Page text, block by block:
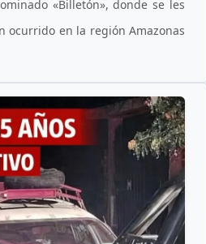
«Billetón», donde se les
ocurrido en la región Amazonas